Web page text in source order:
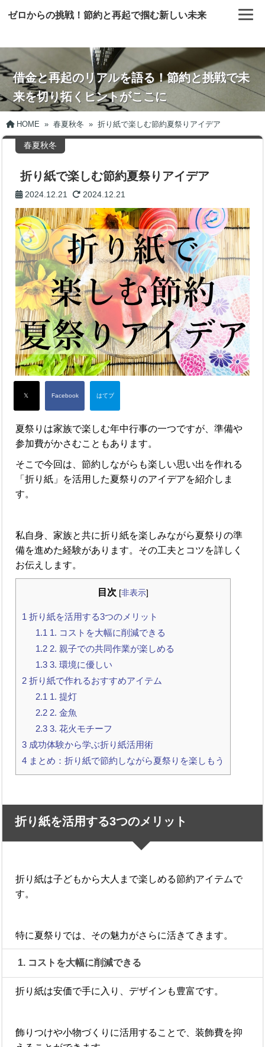
ゼロからの挑戦！節約と再起で掴む新しい未来
借金と再起のリアルを語る！節約と挑戦で未
来を切り拓くヒントがここに
HOME » 春夏秋冬 » 折り紙で楽しむ節約夏祭りアイデア
春夏秋冬
折り紙で楽しむ節約夏祭りアイデア
2024.12.21 2024.12.21
夏祭りは家族で楽しむ年中行事の一つですが、準備や
参加費がかさむこともあります。
そこで今回は、節約しながらも楽しい思い出を作れる
「折り紙」を活用した夏祭りのアイデアを紹介しま
す。
私自身、家族と共に折り紙を楽しみながら夏祭りの準
備を進めた経験があります。その工夫とコツを詳しく
お伝えします。
目次 [非表示]
1 折り紙を活用する3つのメリット
1.1 1. コストを大幅に削減できる
1.2 2. 親子での共同作業が楽しめる
1.3 3. 環境に優しい
2 折り紙で作れるおすすめアイテム
2.1 1. 提灯
2.2 2. 金魚
2.3 3. 花火モチーフ
3 成功体験から学ぶ折り紙活用術
4 まとめ：折り紙で節約しながら夏祭りを楽しもう
折り紙を活用する3つのメリット
折り紙は子どもから大人まで楽しめる節約アイテムで
す。
特に夏祭りでは、その魅力がさらに活きてきます。
1. コストを大幅に削減できる
折り紙は安価で手に入り、デザインも豊富です。
飾りつけや小物づくりに活用することで、装飾費を抑